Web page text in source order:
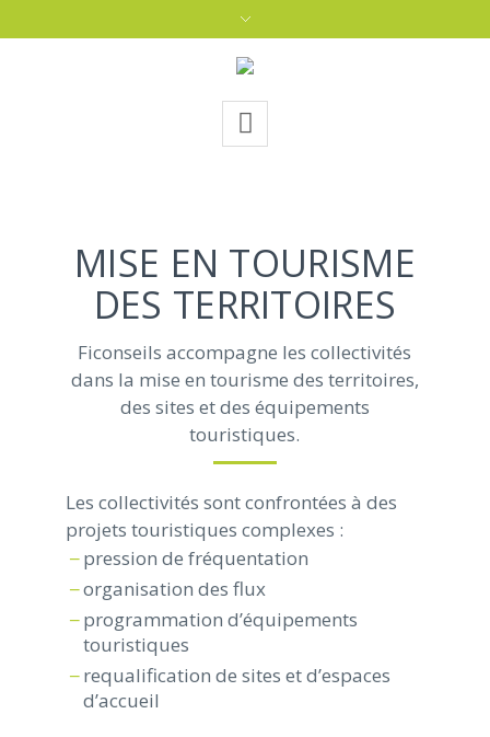
MISE EN TOURISME
DES TERRITOIRES
Ficonseils accompagne les collectivités
dans la mise en tourisme des territoires,
des sites et des équipements
touristiques.
Les collectivités sont confrontées à des
projets touristiques complexes :
pression de fréquentation
organisation des flux
programmation d’équipements
touristiques
requalification de sites et d’espaces
d’accueil